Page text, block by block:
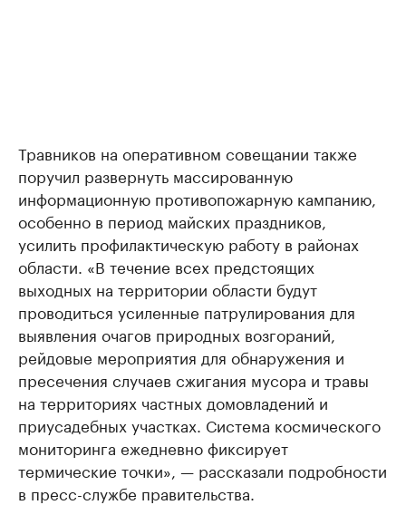
Травников на оперативном совещании также
поручил развернуть массированную
информационную противопожарную кампанию,
особенно в период майских праздников,
усилить профилактическую работу в районах
области. «В течение всех предстоящих
выходных на территории области будут
проводиться усиленные патрулирования для
выявления очагов природных возгораний,
рейдовые мероприятия для обнаружения и
пресечения случаев сжигания мусора и травы
на территориях частных домовладений и
приусадебных участках. Система космического
мониторинга ежедневно фиксирует
термические точки», — рассказали подробности
в пресс-службе правительства.